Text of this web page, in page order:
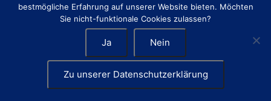
bestmögliche Erfahrung auf unserer Website bieten. Möchten
Sie nicht-funktionale Cookies zulassen?
Ja Nein
Zu unserer Datenschutzerklärung